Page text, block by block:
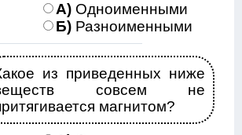
А) Одноименными
Б) Разноименными
из приведенных ниже
совсем не
магнитом?